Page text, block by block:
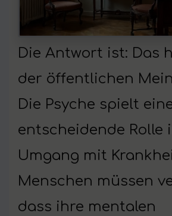
Die Antwort ist: Das
der öffentlichen
Die Psyche spielt
entscheidende Rolle
Umgang mit
Menschen müssen
dass ihre mentalen